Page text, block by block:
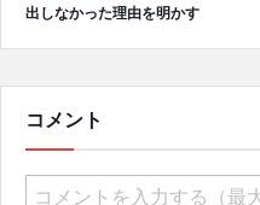
出しなかった理由を明かす
コメント